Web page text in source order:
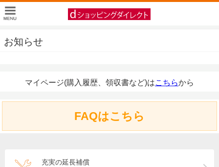
お知らせ
マイページ(購入履歴、領収書など)はこちらから
FAQはこちら
充実の延長補償